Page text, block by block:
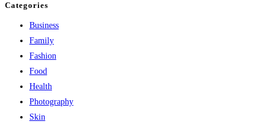
Categories
Business
Family
Fashion
Food
Health
Photography
Skin